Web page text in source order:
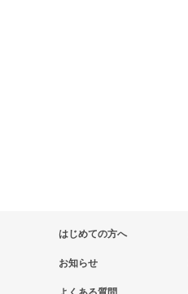
はじめての方へ
お知らせ